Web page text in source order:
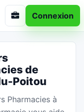
Connexion
de
Poitou
Pharmacies à